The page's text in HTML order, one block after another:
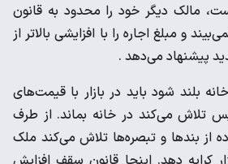
مالک دیگر خود را محدود به قانون
و مبلغ اجاره را با افزایشی بالاتر از
بلند شود باید در بازار با قیمت‌های
پس تلاش می‌کند در خانه بماند. از طرف
از بندها و تبصره‌ها تلاش می‌کند ملک